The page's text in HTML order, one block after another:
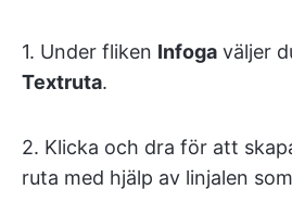
1. Under fliken Infoga väljer
Textruta.
2. Klicka och dra för att
ruta med hjälp av linjalen